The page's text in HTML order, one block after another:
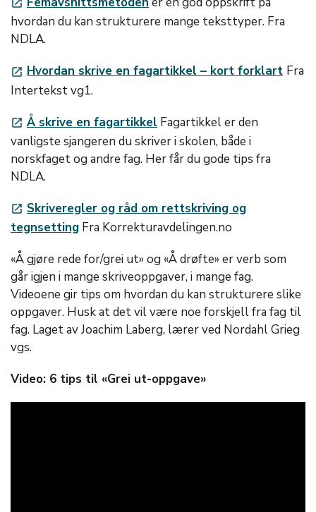
launch
hvordan du kan strukturere mange teksttyper. Fra
NDLA.
launch Hvordan skrive en fagartikkel – kort forklart Fra
Intertekst vg1.
launch Å skrive en fagartikkel Fagartikkel er den
vanligste sjangeren du skriver i skolen, både i
norskfaget og andre fag. Her får du gode tips fra
NDLA.
launch Skriveregler og råd om rettskriving og
tegnsetting Fra Korrekturavdelingen.no
«Å gjøre rede for/grei ut» og «Å drøfte» er verb som
går igjen i mange skriveoppgaver, i mange fag.
Videoene gir tips om hvordan du kan strukturere slike
oppgaver. Husk at det vil være noe forskjell fra fag til
fag. Laget av Joachim Laberg, lærer ved Nordahl Grieg
vgs.
Video: 6 tips til «Grei ut-oppgave»